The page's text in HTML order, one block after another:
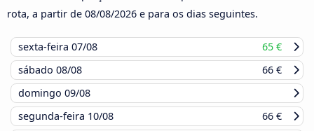
rota, a partir de 08/08/2026 e para os dias seguintes.
sexta-feira 07/08
65 €
sábado 08/08
66 €
domingo 09/08
segunda-feira 10/08
66 €